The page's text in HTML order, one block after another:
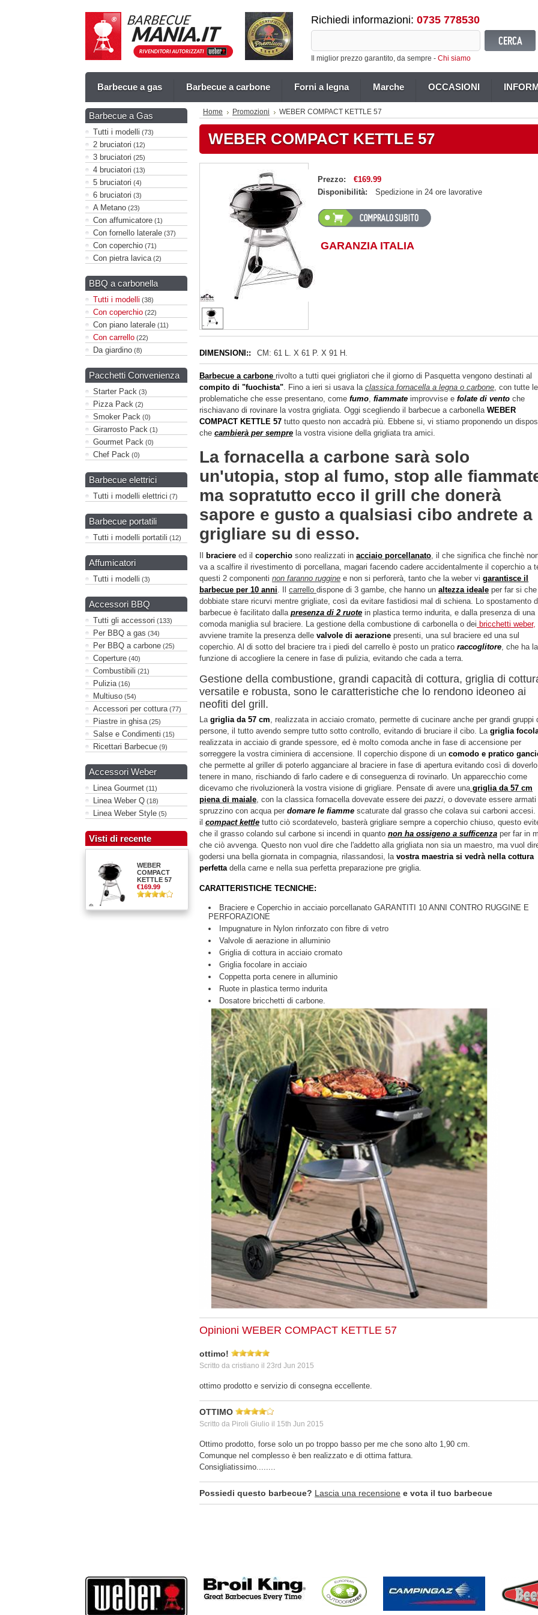
Richiedi informazioni: 0735 778530
Il miglior prezzo garantito, da sempre - Chi siamo
Barbecue a gas Barbecue a carbone Forni a legna Marche OCCASIONI
Barbecue a Gas
Tutti i modelli (73)
2 bruciatori (12)
3 bruciatori (25)
4 bruciatori (13)
5 bruciatori (4)
6 bruciatori (3)
A Metano (23)
Con affumicatore (1)
Con fornello laterale (37)
Con coperchio (71)
Con pietra lavica (2)
BBQ a carbonella
Tutti i modelli (38)
Con coperchio (22)
Con piano laterale (11)
Con carrello (22)
Da giardino (8)
Pacchetti Convenienza
Starter Pack (3)
Pizza Pack (2)
Smoker Pack (0)
Girarrosto Pack (1)
Gourmet Pack (0)
Chef Pack (0)
Barbecue elettrici
Tutti i modelli elettrici (7)
Barbecue portatili
Tutti i modelli portatili (12)
Affumicatori
Tutti i modelli (3)
Accessori BBQ
Tutti gli accessori (133)
Per BBQ a gas (34)
Per BBQ a carbone (25)
Coperture (40)
Combustibili (21)
Pulizia (16)
Multiuso (54)
Accessori per cottura (77)
Piastre in ghisa (25)
Salse e Condimenti (15)
Ricettari Barbecue (9)
Accessori Weber
Linea Gourmet (11)
Linea Weber Q (18)
Linea Weber Style (5)
Visti di recente
WEBER
COMPACT
KETTLE 57
€169.99
Home Promozioni WEBER COMPACT KETTLE 57
WEBER COMPACT KETTLE 57
Prezzo:
€169.99
Disponibilità:
Spedizione in 24 ore lavorative
GARANZIA ITALIA
DIMENSIONI:: CM: 61 L. X 61 P. X 91 H.
Barbecue a carbone rivolto a tutti quei grigliatori che il giorno di Pasquetta vengono destinati al
compito di "fuochista". Fino a ieri si usava la classica fornacella a legna o carbone, con tutte le
problematiche che esse presentano, come fumo, fiammate improvvise e folate di vento che
rischiavano di rovinare la vostra grigliata. Oggi scegliendo il barbecue a carbonella WEBER
COMPACT KETTLE 57 tutto questo non accadrà più. Ebbene si, vi stiamo proponendo un
che cambierà per sempre la vostra visione della grigliata tra amici.
La fornacella a carbone sarà solo
un'utopia, stop al fumo, stop alle
ma sopratutto ecco il grill che donerà
sapore e gusto a qualsiasi cibo andrete a
grigliare su di esso.
braciere ed il coperchio sono realizzati in acciaio porcellanato, il che significa che finchè
va a scalfire il rivestimento di porcellana, magari facendo cadere accidentalmente il coperchio a
questi 2 componenti non faranno ruggine e non si perforerà, tanto che la weber vi garantisce il
barbecue per 10 anni. Il carrello dispone di 3 gambe, che hanno un altezza ideale per far si
dobbiate stare ricurvi mentre grigliate, così da evitare fastidiosi mal di schiena. Lo spostamento
barbecue è facilitato dalla presenza di 2 ruote in plastica termo indurita, e dalla presenza di una
comoda maniglia sul braciere. La gestione della combustione di carbonella o dei bricchetti weber,
avviene tramite la presenza delle valvole di aerazione presenti, una sul braciere ed una sul
coperchio. Al di sotto del braciere tra i piedi del carrello è posto un pratico raccoglitore, che ha la
funzione di accogliere la cenere in fase di pulizia, evitando che cada a terra.
Gestione della combustione, grandi capacità di cottura, griglia di
versatile e robusta, sono le caratteristiche che lo rendono ideoneo ai
neofiti del grill.
Lagriglia da 57 cm, realizzata in acciaio cromato, permette di cucinare anche per grandi gruppi
persone, il tutto avendo sempre tutto sotto controllo, evitando di bruciare il cibo. La griglia
realizzata in acciaio di grande spessore, ed è molto comoda anche in fase di accensione per
sorreggere la vostra ciminiera di accensione. Il coperchio dispone di un comodo e pratico
che permette al griller di poterlo agganciare al braciere in fase di apertura evitando così di doverlo
tenere in mano, rischiando di farlo cadere e di conseguenza di rovinarlo. Un apparecchio come
dicevamo che rivoluzionerà la vostra visione di grigliare. Pensate di avere unagriglia da 57 cm
piena di maiale, con la classica fornacella dovevate essere dei pazzi, o dovevate essere armati
spruzzino con acqua per domare le fiamme scaturate dal grasso che colava sui carboni accesi.
il compact kettle tutto ciò scordatevelo, basterà grigliare sempre a coperchio chiuso, questo
che il grasso colando sul carbone si incendi in quanto non ha ossigeno a sufficenza per far in
che ciò avvenga. Questo non vuol dire che l'addetto alla grigliata non sia un maestro, ma vuol
godersi una bella giornata in compagnia, rilassandosi, la vostra maestria si vedrà nella cottura
perfettadella carne e nella sua perfetta preparazione pre griglia.
CARATTERISTICHE TECNICHE:
Braciere e Coperchio in acciaio porcellanato GARANTITI 10 ANNI CONTRO RUGGINE E
PERFORAZIONE
Impugnature in Nylon rinforzato con fibre di vetro
Valvole di aerazione in alluminio
Griglia di cottura in acciaio cromato
Griglia focolare in acciaio
Coppetta porta cenere in alluminio
Ruote in plastica termo indurita
Dosatore bricchetti di carbone.
Opinioni WEBER COMPACT KETTLE 57
ottimo!
Scritto da cristiano il 23rd Jun 2015
ottimo prodotto e servizio di consegna eccellente.
OTTIMO
Scritto da Piroli Giulio il 15th Jun 2015
Ottimo prodotto, forse solo un po troppo basso per me che sono alto 1,90 cm.
Comunque nel complesso è ben realizzato e di ottima fattura.
Consigliatissimo........
Possiedi questo barbecue? Lascia una recensione e vota il tuo barbecue